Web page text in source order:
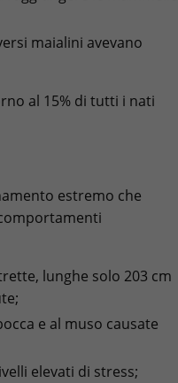
maialini avevano
al 15% di tutti i nati
estremo che
lunghe solo 203 cm
e al muso causate
elevati di stress;